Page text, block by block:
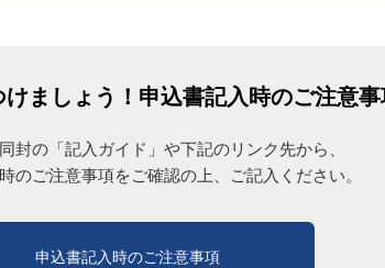
ましょう！ 申込書記入時のご注意事
封の「記入ガイド」や下記のリンク先から、
のご注意事項をご確認の上、ご記入ください。
申込書記入時のご注意事項